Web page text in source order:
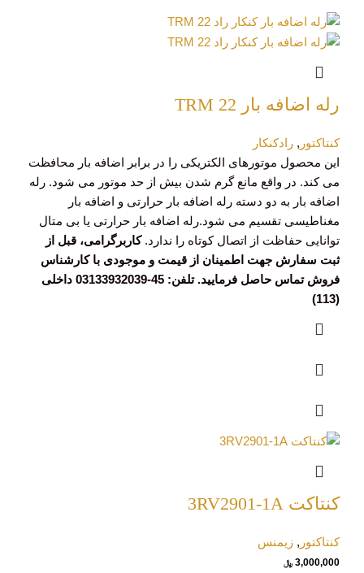
رله اضافه بار TRM 22
کنتاکتور , رادکنکار
این محصول موتورهای الکتریکی را در برابر اضافه بار محافظت
می کند. در واقع مانع گرم شدن بیش از حد موتور می شود. رله
اضافه بار به دو دسته رله اضافه بار حرارتی و اضافه بار
مغناطیسی تقسیم می شود.رله اضافه بار حرارتی یا بی متال
توانایی حفاظت از اتصال کوتاه را ندارد.کاربرگرامی، قبل از
ثبت سفارش جهت اطمینان از قیمت و موجودی با کارشناس
فروش تماس حاصل فرمایید. تلفن: 45-03133932039 داخلی
(113)
کنتاکت 3RV2901-1A
کنتاکتور , زیمنس
3,000,000 ﷼